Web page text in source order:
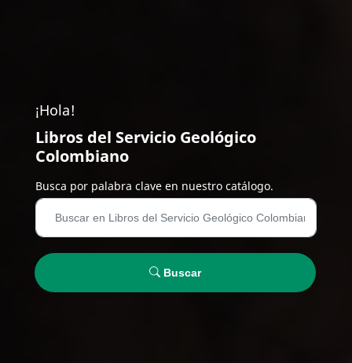
¡Hola!
Libros del Servicio Geológico
Colombiano
Busca por palabra clave en nuestro catálogo.
Buscar